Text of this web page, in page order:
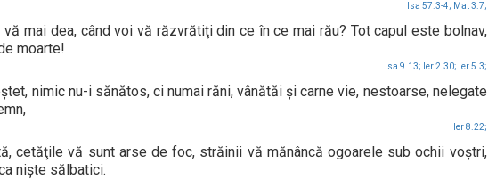
Isa 57.3-4; Mat 3.7;
mai dea, când voi vă răzvrătiţi din ce în ce mai rău? Tot capul este bolnav,
moarte!
Isa 9.13; Ier 2.30; Ier 5.3;
nimic nu-i sănătos, ci numai răni, vânătăi şi carne vie, nestoarse, nelegate
Ier 8.22;
cetăţile vă sunt arse de foc, străinii vă mănâncă ogoarele sub ochii voştri,
nişte sălbatici.